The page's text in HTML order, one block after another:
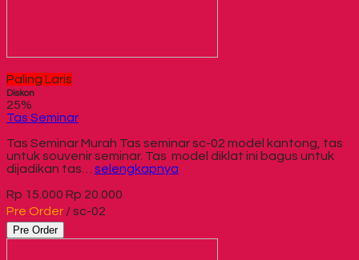
Paling Laris
Diskon
25%
Tas Seminar
Tas Seminar Murah Tas seminar sc-02 model kantong, tas
untuk souvenir seminar. Tas model diklat ini bagus untuk
dijadikan tas… selengkapnya
Rp 15.000 Rp 20.000
Pre Order / sc-02
Pre Order